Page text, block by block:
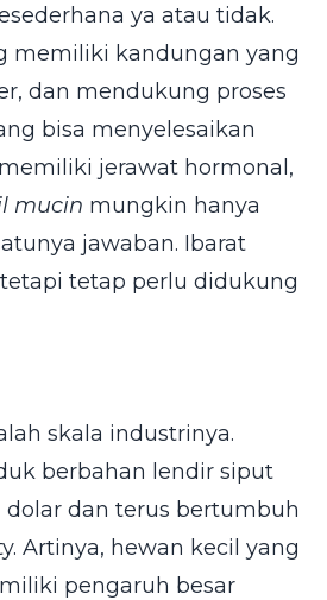
ya atau tidak.
memiliki kandungan yang
dan mendukung proses
bisa menyelesaikan
jerawat hormonal,
mucin mungkin hanya
jawaban. Ibarat
tetap perlu didukung
skala industrinya.
berbahan lendir siput
dan terus bertumbuh
Artinya, hewan kecil yang
pengaruh besar